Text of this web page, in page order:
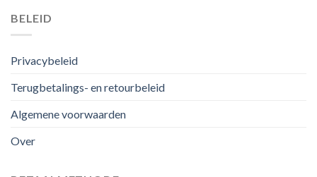
BELEID
Privacybeleid
Terugbetalings- en retourbeleid
Algemene voorwaarden
Over